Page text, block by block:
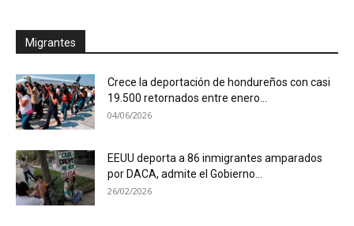
Migrantes
Crece la deportación de hondureños con casi
19.500 retornados entre enero...
04/06/2026
EEUU deporta a 86 inmigrantes amparados
por DACA, admite el Gobierno...
26/02/2026